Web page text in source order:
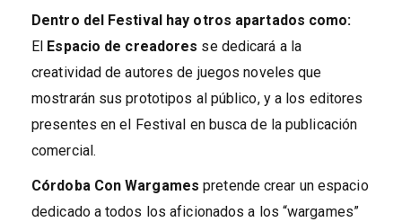
Dentro del Festival hay otros apartados como:
El Espacio de creadores se dedicará a la
creatividad de autores de juegos noveles que
mostrarán sus prototipos al público, y a los editores
presentes en el Festival en busca de la publicación
comercial.
Córdoba Con Wargamespretende crear un espacio
dedicado a todos los aficionados a los “wargames”